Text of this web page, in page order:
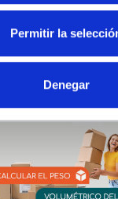
sitio web se
anuncios, ofrecer
el uso que haga
de redes sociales,
combinarla con
o que
haya hecho de sus
Permitir la
Denegar
que
lugar bien